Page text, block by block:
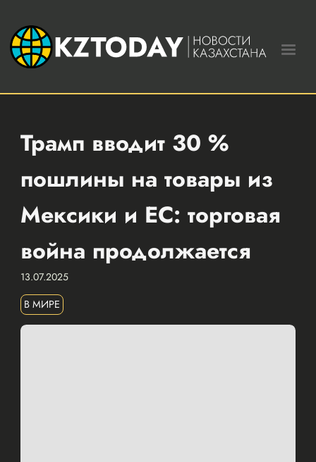
Трамп вводит 30 %
пошлины на товары из
Мексики и ЕС: торговая
война продолжается
13.07.2025
В МИРЕ